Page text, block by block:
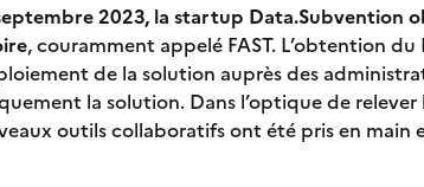
2023, la startup Data.Subvention
, couramment appelé FAST. L’obtention du
de la solution auprès des
la solution. Dans l’optique de relever
outils collaboratifs ont été pris en